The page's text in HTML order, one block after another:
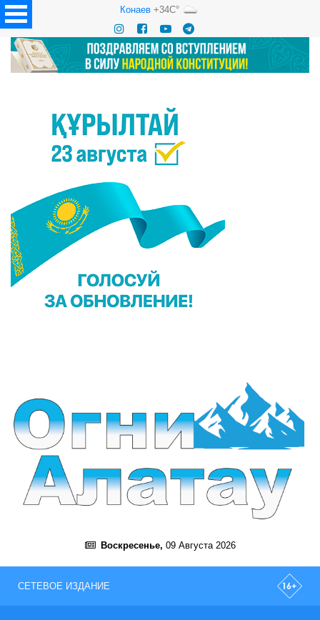
Конаев+34C°
Воскресенье, 09 Августа 2026
СЕТЕВОЕ ИЗДАНИЕ